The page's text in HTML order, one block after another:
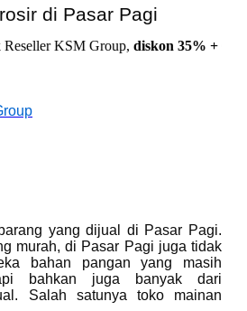
di Pasar Pagi
KSM Group,diskon 35% + Cashback
yang dijual di Pasar Pagi.
murah, di Pasar Pagi juga tidak
bahan pangan yang masih
bahkan juga banyak dari
Salah satunya toko mainan